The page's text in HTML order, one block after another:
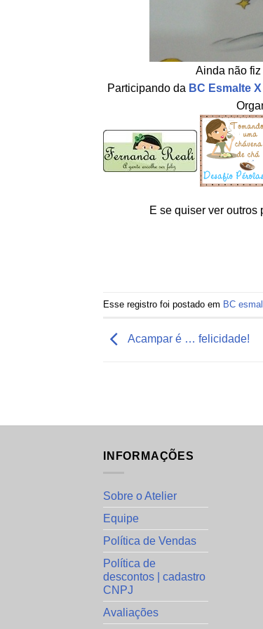
Ainda não
Participando da BC Esmalte
E se quiser ver
Esse registro foi postado em BC
Acampar é … felicidade!
INFORMAÇÕES
Sobre o Atelier
Equipe
Política de Vendas
Política de
descontos | cadastro
CNPJ
Avaliações